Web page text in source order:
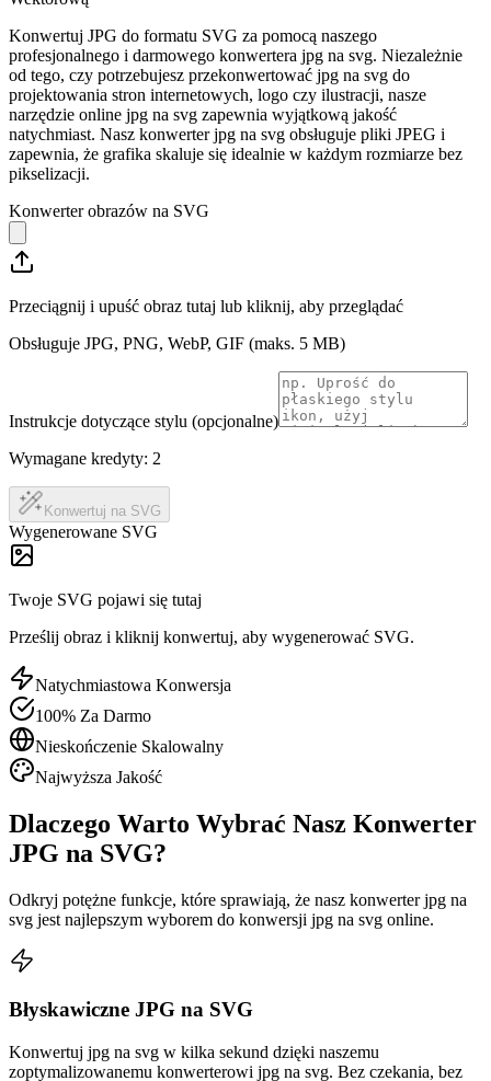
Konwertuj JPG do formatu SVG za pomocą naszego
profesjonalnego i darmowego konwertera jpg na svg. Niezależnie
od tego, czy potrzebujesz przekonwertować jpg na svg do
projektowania stron internetowych, logo czy ilustracji, nasze
narzędzie online jpg na svg zapewnia wyjątkową jakość
natychmiast. Nasz konwerter jpg na svg obsługuje pliki JPEG i
zapewnia, że grafika skaluje się idealnie w każdym rozmiarze bez
pikselizacji.
Konwerter obrazów na SVG
Przeciągnij i upuść obraz tutaj lub kliknij, aby przeglądać
Obsługuje JPG, PNG, WebP, GIF (maks. 5 MB)
Instrukcje dotyczące stylu (opcjonalne)
Wymagane kredyty: 2
Konwertuj na SVG
Wygenerowane SVG
Twoje SVG pojawi się tutaj
Prześlij obraz i kliknij konwertuj, aby wygenerować SVG.
Natychmiastowa Konwersja
100% Za Darmo
Nieskończenie Skalowalny
Najwyższa Jakość
Dlaczego Warto Wybrać Nasz Konwerter
JPG na SVG?
Odkryj potężne funkcje, które sprawiają, że nasz konwerter jpg na
svg jest najlepszym wyborem do konwersji jpg na svg online.
Błyskawiczne JPG na SVG
Konwertuj jpg na svg w kilka sekund dzięki naszemu
zoptymalizowanemu konwerterowi jpg na svg. Bez czekania, bez